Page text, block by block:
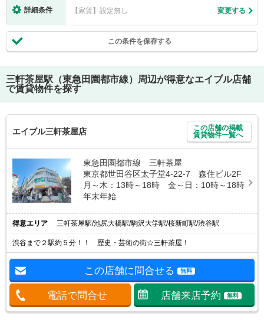
詳細条件 【家賃】設定無し 変更する
この条件を保存する
三軒茶屋駅（東急田園都市線）
周辺が得意なエイブル店舗
で賃貸物件を探す
エイブル三軒茶屋店
この店舗の掲載
賃貸物件一覧へ
東急田園都市線 三軒茶屋
東京都世田谷区太子堂4-22-7 森住ビル2F
月～木：13時～18時 金～日：10時～18時
年末年始
得意エリア 三軒茶屋駅/池尻大橋駅/駒沢大学駅/桜新町駅/渋谷駅
渋谷まで２駅約５分！！ 歴史・芸術の街☆三軒茶屋！
この店舗に問合せる 無料
電話で問合せ 店舗来店予約 無料